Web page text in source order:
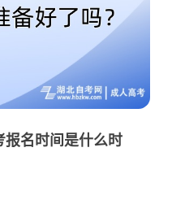
名时间是什么时